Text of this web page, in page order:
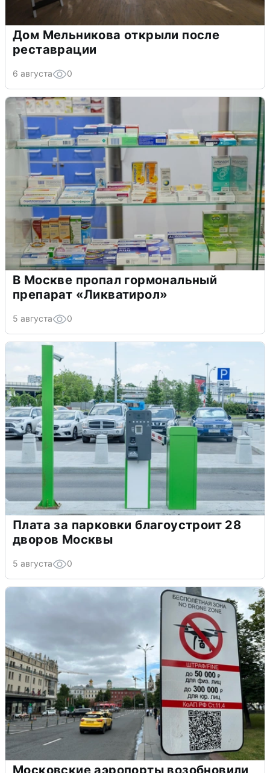
Дом Мельникова открыли после
реставрации
6 августа 0
В Москве пропал гормональный
препарат «Ликватирол»
5 августа 0
Плата за парковки благоустроит 28
дворов Москвы
5 августа 0